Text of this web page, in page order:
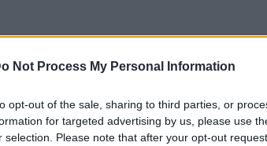
Not Process My Personal Information
opt-out of the sale, sharing to third parties, or
for targeted advertising by us, please use
selection. Please note that after your opt-out